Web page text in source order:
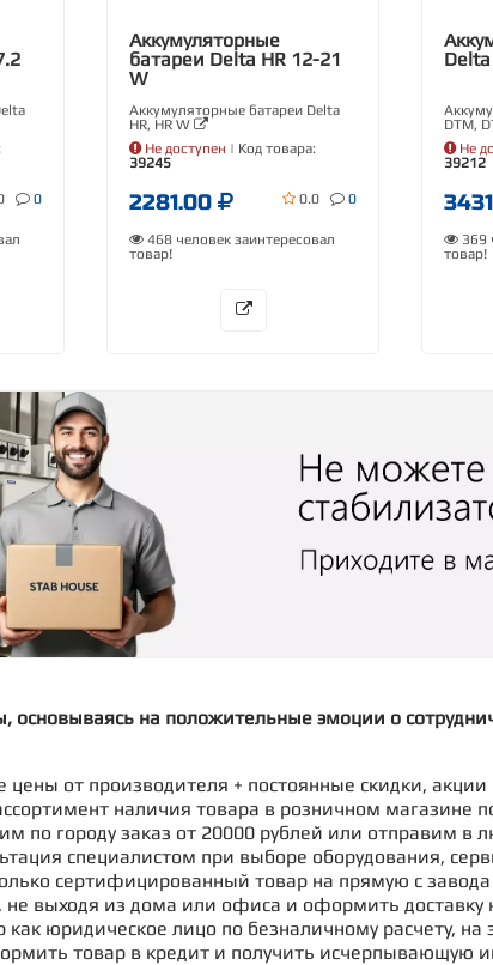
0
Аккумуляторные
батареи Delta HR 12-21
W
Аккумуляторные батареи Delta
HR, HR W
Не доступен | Код товара:
39245
2281.00 0.0 0
468 человек заинтересовал
товар!
DTM,
Не
39212
369
товар!
основываясь на положительные эмоции о
цены от производителя + постоянные скидки,
наличия товара в розничном магазине
по городу заказ от 20000 рублей или отправим в
специалистом при выборе оборудования,
сертифицированный товар на прямую с
не выходя из дома или офиса и оформить доставку
как юридическое лицо по безналичному расчету, на
товар в кредит и получить исчерпывающую